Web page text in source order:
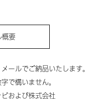
概要
ールでご納品いたします。
で構いません。
および株式会社